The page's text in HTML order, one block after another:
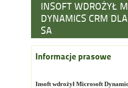
INSOFT WDROŻYŁ
DYNAMICS CRM
SA
Informacje prasowe
Insoft wdrożył Microsoft